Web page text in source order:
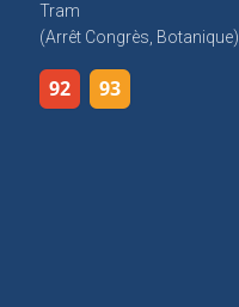
Tram
(arrêt Congrès, Botanique)
92 93